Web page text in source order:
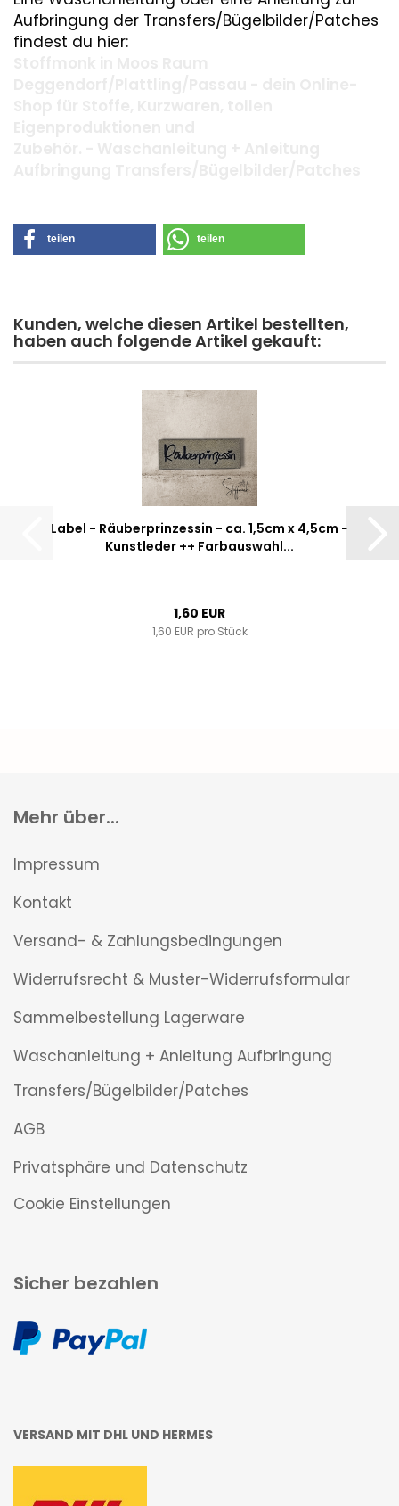
Aufbringung der Transfers/Bügelbilder/Patches
findest du hier:
teilen teilen
Kunden, welche diesen Artikel bestellten,
haben auch folgende Artikel gekauft:
Label - Räuberprinzessin - ca. 1,5cm x 4,5cm -
Kunstleder ++ Farbauswahl...
1,60 EUR
1,60 EUR pro Stück
Mehr über...
Impressum
Kontakt
Versand- & Zahlungsbedingungen
Widerrufsrecht & Muster-Widerrufsformular
Sammelbestellung Lagerware
Waschanleitung + Anleitung Aufbringung
Transfers/Bügelbilder/Patches
AGB
Privatsphäre und Datenschutz
Cookie Einstellungen
Sicher bezahlen
VERSAND MIT DHL UND HERMES